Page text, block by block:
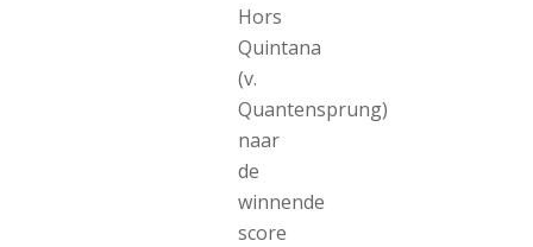
Hors
Quintana
(v.
Quantensprung)
naar
de
winnende
score